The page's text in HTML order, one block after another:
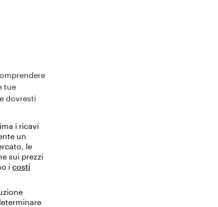
tue
dovresti
i ricavi
un
le
sui prezzi
i costi